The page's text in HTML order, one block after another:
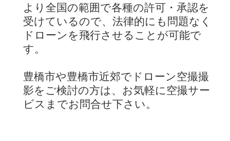
より全国の範囲で各種の許可・承認を
受けているので、法律的にも問題なく
ドローンを飛行させることが可能で
す。
豊橋市や豊橋市近郊でドローン空撮撮
影をご検討の方は、お気軽に空撮サー
ビスまでお問合せ下さい。